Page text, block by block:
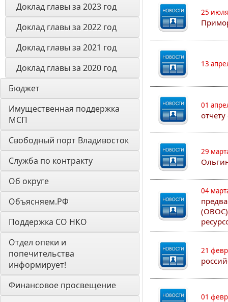
Доклад главы за 2023 год
Доклад главы за 2022 год
Доклад главы за 2021 год
Доклад главы за 2020 год
Бюджет
Имущественная поддержка
МСП
Свободный порт Владивосток
Служба по контракту
Об округе
Объясняем.РФ
Поддержка СО НКО
Отдел опеки и
попечительства
информирует!
Финансовое просвещение
25
13
01
29
04
21
01